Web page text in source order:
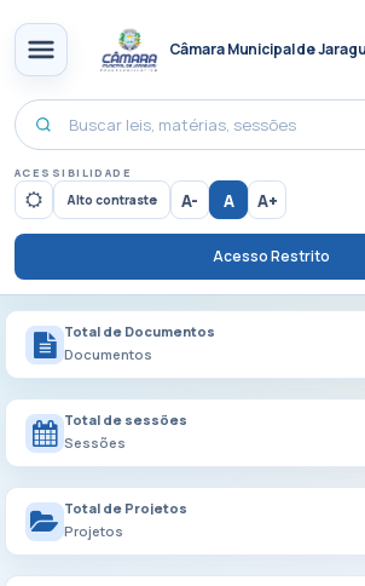
Câmara Municipal de
ACESSIBILIDADE
Alto contraste A- A A+
Acesso Restrito
Total de Documentos
Documentos
Total de sessões
Sessões
Total de Projetos
Projetos